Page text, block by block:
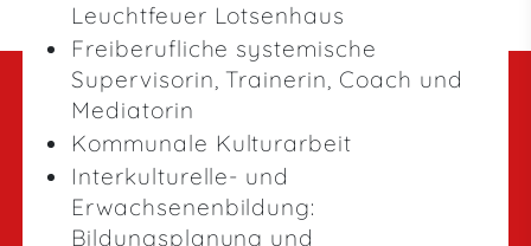
Leuchtfeuer Lotsenhaus
Freiberufliche systemische
Supervisorin, Trainerin, Coach und
Mediatorin
Kommunale Kulturarbeit
Interkulturelle- und
Erwachsenenbildung:
Bildungsplanung und